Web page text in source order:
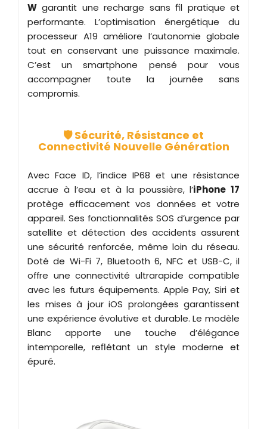
W garantit une recharge sans fil pratique et
performante. L’optimisation énergétique du
processeur A19 améliore l’autonomie globale
tout en conservant une puissance maximale.
C’est un smartphone pensé pour vous
accompagner toute la journée sans
compromis.
🛡️ Sécurité, Résistance et
Connectivité Nouvelle Génération
Avec Face ID, l’indice IP68 et une résistance
accrue à l’eau et à la poussière, l’iPhone 17
protège efficacement vos données et votre
appareil. Ses fonctionnalités SOS d’urgence par
satellite et détection des accidents assurent
une sécurité renforcée, même loin du réseau.
Doté de Wi-Fi 7, Bluetooth 6, NFC et USB-C, il
offre une connectivité ultrarapide compatible
avec les futurs équipements. Apple Pay, Siri et
les mises à jour iOS prolongées garantissent
une expérience évolutive et durable. Le modèle
Blanc apporte une touche d’élégance
intemporelle, reflétant un style moderne et
épuré.